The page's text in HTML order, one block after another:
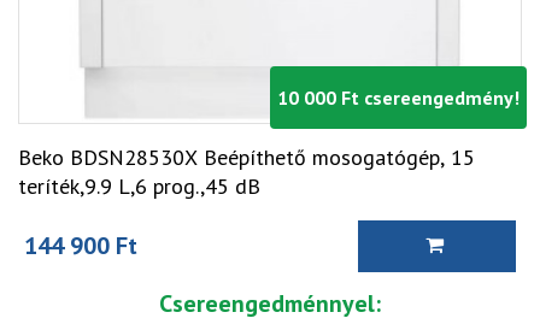
10 000 Ft csereengedmény!
Beko BDSN28530X Beépíthető mosogatógép, 15
teríték,9.9 L,6 prog.,45 dB
144 900 Ft
Csereengedménnyel: